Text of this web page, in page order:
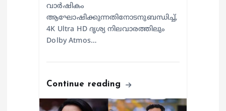
വാർഷികം
ആഘോഷിക്കുന്നതിനോടനുബന്ധിച്ച്,
4K Ultra HD ദൃശ്യ നിലവാരത്തിലും
Dolby Atmos…
Continue reading